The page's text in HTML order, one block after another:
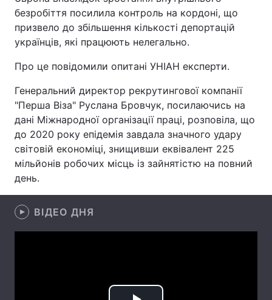
Україна
Економіка Світ
Спорт
Техно і зв'язок Лайт
Інциденти
Здоров'я Туризм
Цікавинки
Екологія
Лонгріди
безробіття посилила контроль на кордоні, що
призвело до збільшення кількості депортацій
українців, які працюють нелегально.
Про це повідомили опитані УНІАН експерти.
Генеральний директор рекрутингової компанії
"Перша Віза" Руслана Бровчук, посилаючись на
дані Міжнародної організації праці, розповіла, що
до 2020 року епідемія завдала значного удару
світовій економіці, знищивши еквівалент 225
мільйонів робочих місць із зайнятістю на повний
день.
ВІДЕО ДНЯ